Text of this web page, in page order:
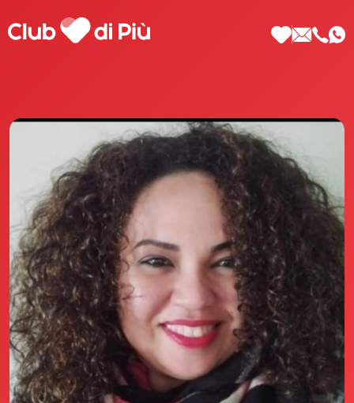
Scopri Club di Più
Le testimonianze Club di Più
La fondatrice Valeria Pilla
Annunci Donne
Agenzia matrimoniale Club di Più
Love Notebook
Il libro Donna di Cuori
Quanto costa Club di Più
Love Academy